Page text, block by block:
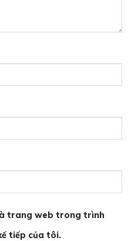
trang web trong trình
tiếp của tôi.